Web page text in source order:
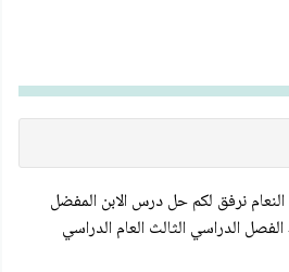
نرفق لكم حل درس الابن المفضل
الدراسي الثالث العام الدراسي